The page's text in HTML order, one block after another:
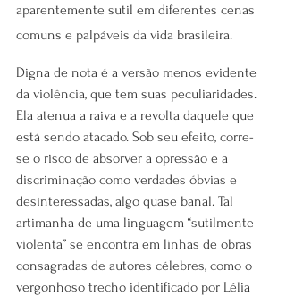
aparentemente sutil em diferentes cenas
comuns e palpáveis da vida brasileira.
Digna de nota é a versão menos evidente
da violência, que tem suas peculiaridades.
Ela atenua a raiva e a revolta daquele que
está sendo atacado. Sob seu efeito, corre-
se o risco de absorver a opressão e a
discriminação como verdades óbvias e
desinteressadas, algo quase banal. Tal
artimanha de uma linguagem “sutilmente
violenta” se encontra em linhas de obras
consagradas de autores célebres, como o
vergonhoso trecho identificado por Lélia